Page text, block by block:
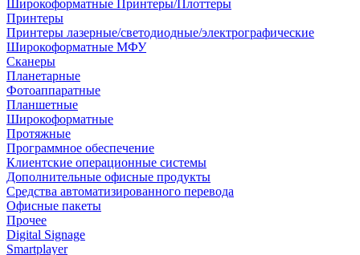
Широкоформатные Принтеры/Плоттеры
Принтеры
Принтеры лазерные/светодиодные/электрографические
Широкоформатные МФУ
Сканеры
Планетарные
Фотоаппаратные
Планшетные
Широкоформатные
Протяжные
Программное обеспечение
Клиентские операционные системы
Дополнительные офисные продукты
Средства автоматизированного перевода
Офисные пакеты
Прочее
Digital Signage
Smartplayer